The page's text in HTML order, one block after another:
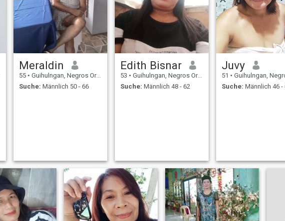
Meraldin
55 • Guihulngan, Negros Oriental, Philippinen
Suche: Männlich 50 - 66
Edith Bisnar
53 • Guihulngan, Negros Oriental, Philippinen
Suche: Männlich 48 - 62
Juvy
51 • Guihulngan, Negros Oriental,
Suche: Männlich 46 -